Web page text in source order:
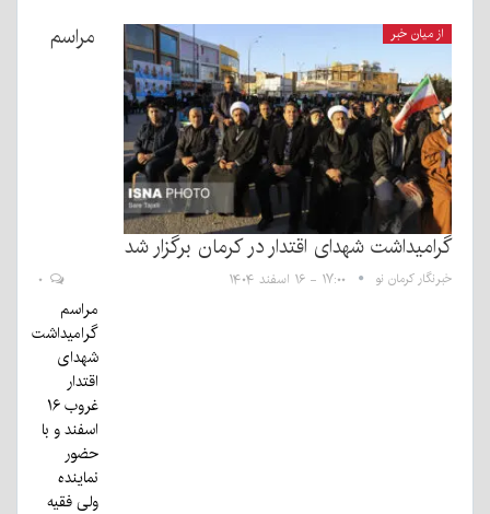
از میان خبر مراسم
گرامیداشت شهدای اقتدار در کرمان برگزار شد
خبرنگار کرمان نو ۱۷:۰۰ - ۱۶ اسفند ۱۴۰۴
مراسم
گرامیداشت
شهدای
اقتدار
غروب ۱۶
اسفند و با
حضور
نماینده
ولی فقیه